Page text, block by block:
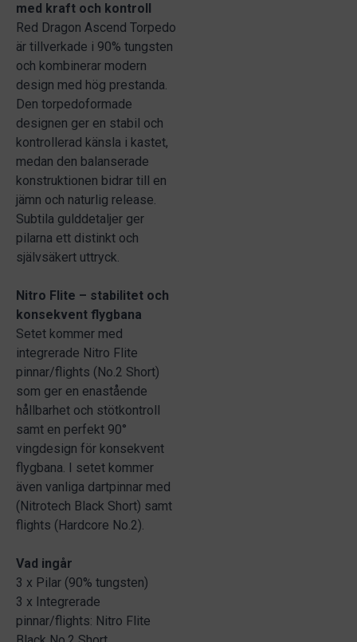
med kraft och kontroll
Red Dragon Ascend Torpedo
är tillverkade i 90% tungsten
och kombinerar modern
design med hög prestanda.
Den torpedoformade
designen ger en stabil och
kontrollerad känsla i kastet,
medan den balanserade
konstruktionen bidrar till en
jämn och naturlig release.
Subtila gulddetaljer ger
pilarna ett distinkt och
självsäkert uttryck.
Nitro Flite – stabilitet och
konsekvent flygbana
Setet kommer med
integrerade Nitro Flite
pinnar/flights (No.2 Short)
som ger en enastående
hållbarhet och stötkontroll
samt en perfekt 90°
vingdesign för konsekvent
flygbana. I setet kommer
även vanliga dartpinnar med
(Nitrotech Black Short) samt
flights (Hardcore No.2).
Vad ingår
3 x Pilar (90% tungsten)
3 x Integrerade
pinnar/flights: Nitro Flite